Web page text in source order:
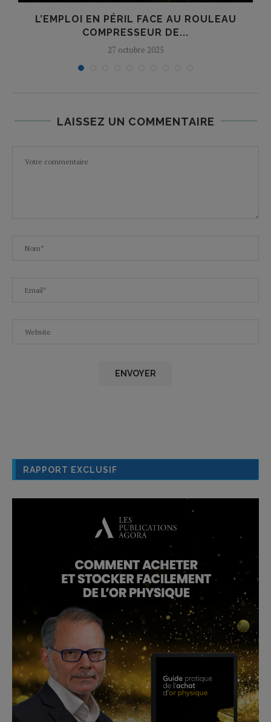
L’EMPLOI EN PÉRIL FACE AU ROULEAU
COMPRESSEUR DE...
27 octobre 2025
LAISSEZ UN COMMENTAIRE
RAPPORT EXCLUSIF